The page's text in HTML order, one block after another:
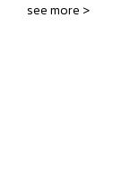
see more >